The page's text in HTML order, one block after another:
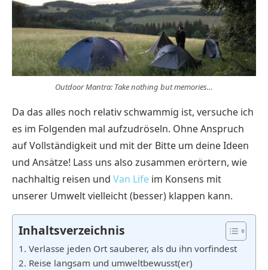
Outdoor Mantra: Take nothing but memories…
Da das alles noch relativ schwammig ist, versuche ich
es im Folgenden mal aufzudröseln. Ohne Anspruch
auf Vollständigkeit und mit der Bitte um deine Ideen
und Ansätze! Lass uns also zusammen erörtern, wie
nachhaltig reisen und Van Life im Konsens mit
unserer Umwelt vielleicht (besser) klappen kann.
Inhaltsverzeichnis
1. Verlasse jeden Ort sauberer, als du ihn vorfindest
2. Reise langsam und umweltbewusst(er)